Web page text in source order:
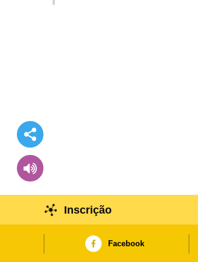
Inscrição
Facebook